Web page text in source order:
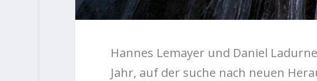
Hannes Lemayer und Daniel
Jahr, auf der suche nach neuen